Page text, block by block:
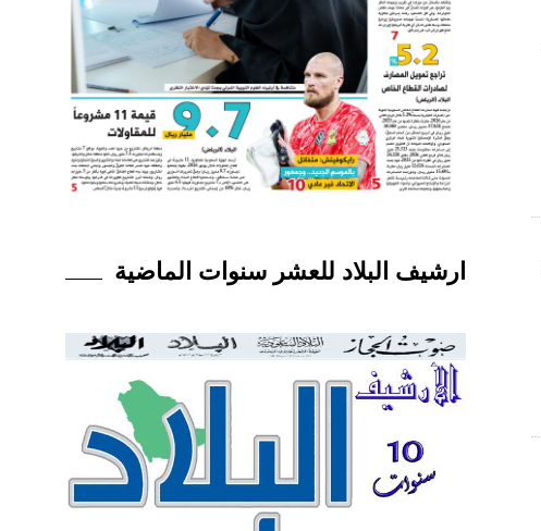
ارشيف البلاد للعشر سنوات الماضية